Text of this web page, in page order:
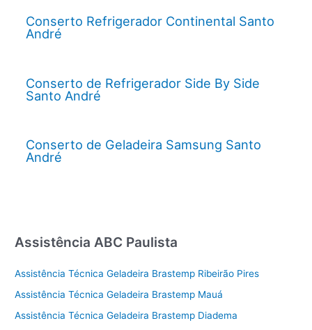
Conserto Refrigerador Continental Santo
André
Conserto de Refrigerador Side By Side
Santo André
Conserto de Geladeira Samsung Santo
André
Assistência ABC Paulista
Assistência Técnica Geladeira Brastemp Ribeirão Pires
Assistência Técnica Geladeira Brastemp Mauá
Assistência Técnica Geladeira Brastemp Diadema